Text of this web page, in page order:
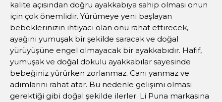
kalite açısından doğru ayakkabıya sahip olması onun
için çok önemlidir. Yürümeye yeni başlayan
bebeklerinizin ihtiyacı olan onu rahat ettirecek,
ayağını yumuşak bir şekilde saracak ve doğal
yürüyüşüne engel olmayacak bir ayakkabıdır. Hafif,
yumuşak ve doğal dokulu ayakkabılar sayesinde
bebeğiniz yürürken zorlanmaz. Canı yanmaz ve
adımlarını rahat atar. Bu nedenle gelişimi olması
gerektiği gibi doğal şekilde ilerler. Li Puna markasına